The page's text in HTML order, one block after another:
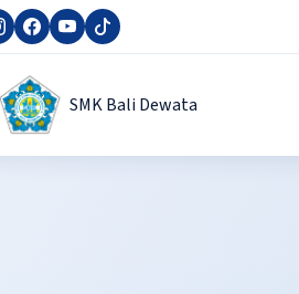
SMK Bali Dewata